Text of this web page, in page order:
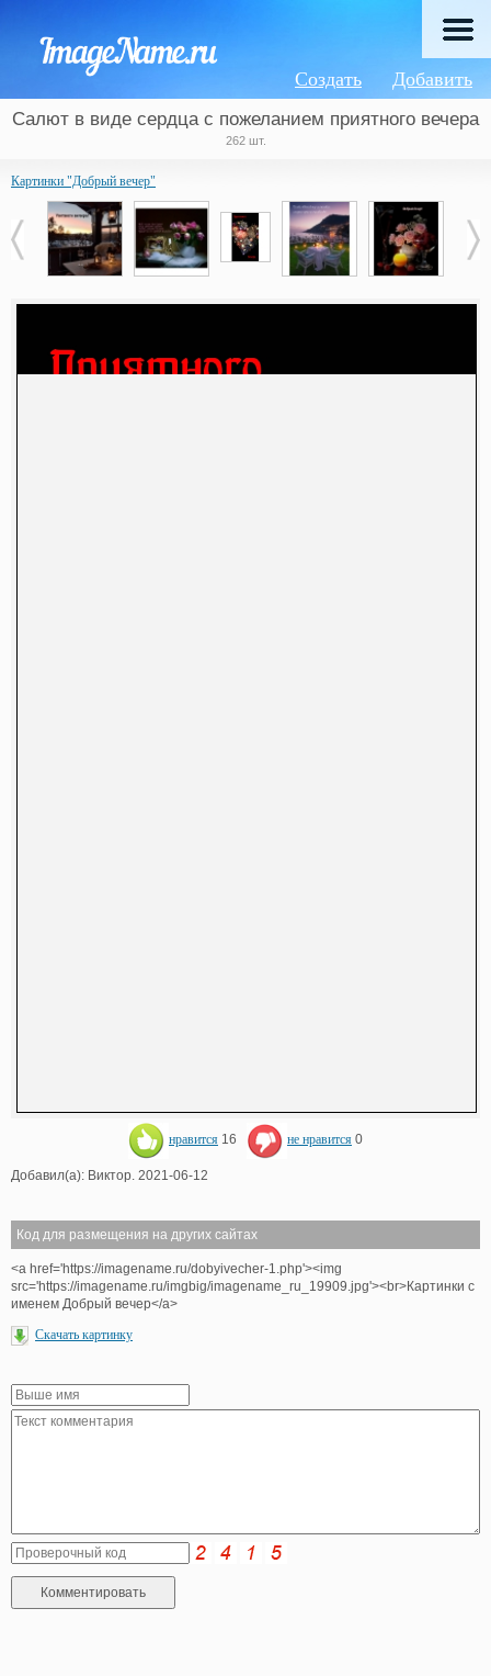
Добавить
Создать
Салют в виде сердца с пожеланием приятного вечера
262 шт.
Картинки "Добрый вечер"
нравится 16 не нравится 0
Добавил(а): Виктор. 2021-06-12
Код для размещения на других сайтах
<a href='https://imagename.ru/dobyivecher-1.php'><img
src='https://imagename.ru/imgbig/imagename_ru_19909.jpg'><br>Картинки с
именем Добрый вечер</a>
Скачать картинку